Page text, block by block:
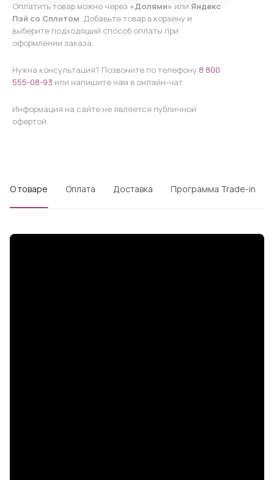
Оплатить товар можно через «Долями» или Яндекс
Пэй со Сплитом. Добавьте товар в корзину и
выберите подходящий способ оплаты при
оформлении заказа.
Нужна консультация? Позвоните по телефону 8 800
555-08-93 или напишите нам в онлайн-чат.
Информация на сайте не является публичной
офертой.
О товаре Оплата Доставка Программа Trade-in